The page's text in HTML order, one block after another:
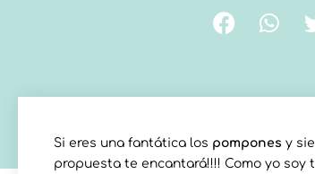
Si eres una fantática los pompones y
propuesta te encantará!!!! Como yo